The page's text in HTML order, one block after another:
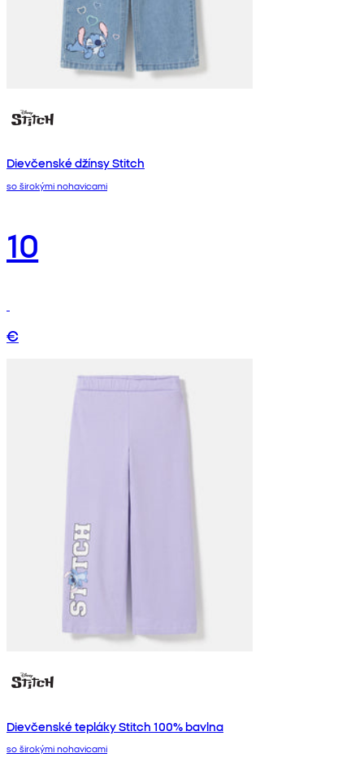
Dievčenské džínsy Stitch
so širokými nohavicami
10
€
Dievčenské tepláky Stitch 100% bavlna
so širokými nohavicami